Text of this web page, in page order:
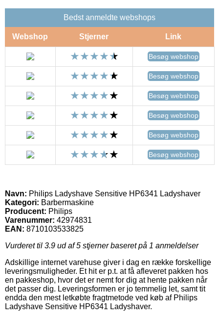
Bedst anmeldte webshops
Webshop Stjerner Link
Besøg webshop
Besøg webshop
Besøg webshop
Besøg webshop
Besøg webshop
Besøg webshop
Navn: Philips Ladyshave Sensitive HP6341 Ladyshaver
Kategori: Barbermaskine
Producent: Philips
Varenummer: 42974831
EAN: 8710103533825
Vurderet til 3.9 ud af 5 stjerner baseret på 1 anmeldelser
Adskillige internet varehuse giver i dag en række forskellige
leveringsmuligheder. Et hit er p.t. at få afleveret pakken hos
en pakkeshop, hvor det er nemt for dig at hente pakken når
det passer dig. Leveringsformen er jo temmelig let, samt tit
endda den mest letkøbte fragtmetode ved køb af Philips
Ladyshave Sensitive HP6341 Ladyshaver.